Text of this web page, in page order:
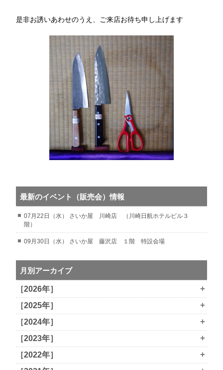
是非お誘いあわせのうえ、ご来店お待ち申し上げます
最新のイベント（販売会）情報
07月22日（水） さいか屋 川崎店 （川崎日航ホテルビル３
階）
09月30日（水） さいか屋 藤沢店 １階 特設会場
月別アーカイブ
［2026年］ +
［2025年］ +
［2024年］ +
［2023年］ +
［2022年］ +